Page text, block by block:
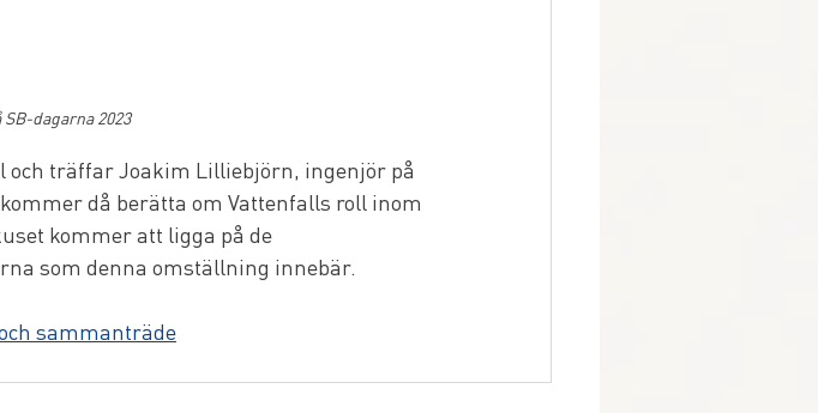
dagarna 2023
och träffar Joakim Lilliebjörn, ingenjör på
då berätta om Vattenfalls roll inom
kommer att ligga på de
som denna omställning innebär.
sammanträde